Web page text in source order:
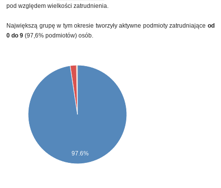
pod względem wielkości zatrudnienia.
Największą grupę w tym okresie tworzyły aktywne podmioty zatrudniające od
0 do 9 (97,6% podmiotów) osób.
97.6%